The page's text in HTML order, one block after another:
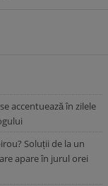
accentuează în zilele
Soluții de la un
apare în jurul orei